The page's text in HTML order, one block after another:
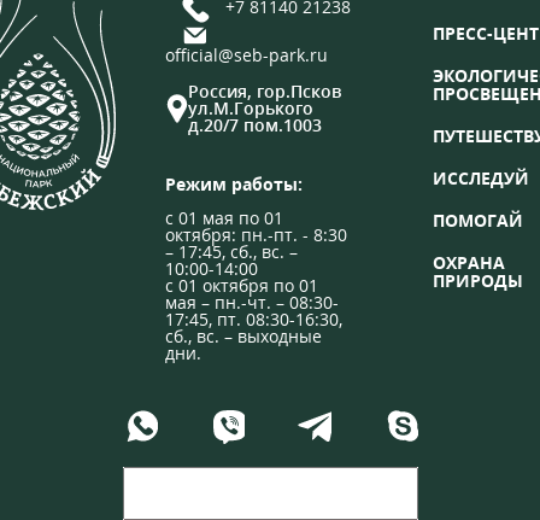
+7 81140 21238
official@seb-park.ru
Россия, гор.Псков
ул.М.Горького
д.20/7 пом.1003
Режим работы:
с 01 мая по 01
октября: пн.-пт. - 8:30
– 17:45, сб., вс. –
10:00-14:00
с 01 октября по 01
мая – пн.-чт. – 08:30-
17:45, пт. 08:30-16:30,
сб., вс. – выходные
дни.
ПРЕСС-
ИССЛЕДУЙ
ПОМОГАЙ
ОХРАНА
ПРИРОДЫ